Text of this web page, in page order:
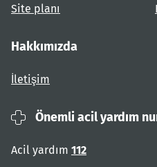
Site planı
Hakkımızda
İletişim
Önemli acil yardım
Acil yardım 112